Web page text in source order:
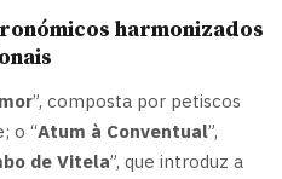
harmonizados
”, composta por petiscos
o “Atum à Conventual”,
de Vitela”, que introduz a